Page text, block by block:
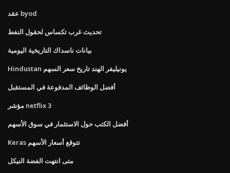
عقد byod
تحديث غرب تكساس لحقول النفط
بيانات ناسداك التاريخية اليومية
Hindustan يونيليفر الهند تاريخ سعر السهم
أفضل الوظائف المدفوعة في المستقبل
مؤشر netflix 3
أفضل الكتب حول الاستثمار في سوق الأسهم
Keras تتوقع أسعار الأسهم
متى انتهت الفضة النيكل